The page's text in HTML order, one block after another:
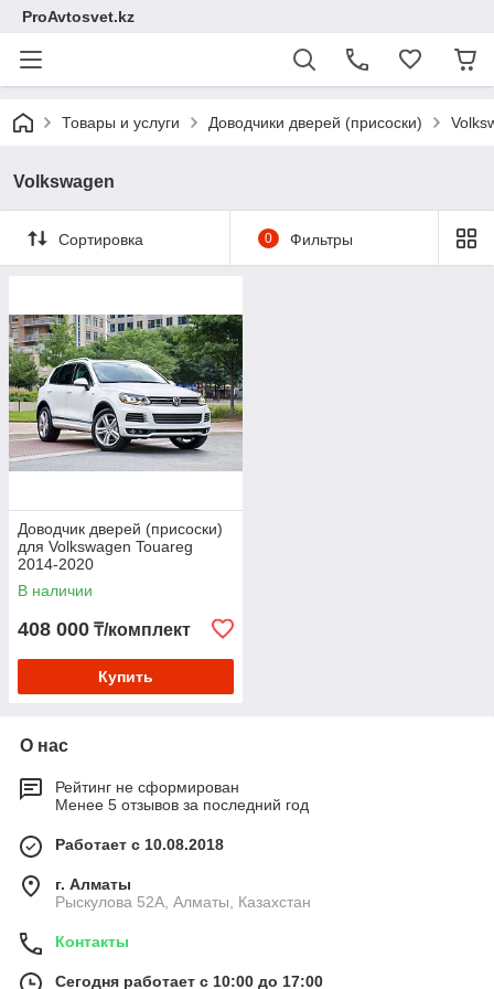
ProAvtosvet.kz
Товары и услуги Доводчики дверей (присоски)
Volkswagen
Сортировка 0 Фильтры
Доводчик дверей (присоски)
для Volkswagen Touareg
2014-2020
В наличии
408 000 ₸/комплект
Купить
О нас
Рейтинг не сформирован
Менее 5 отзывов за последний год
Работает с 10.08.2018
г. Алматы
Рыскулова 52А, Алматы, Казахстан
Контакты
Сегодня работает с 10:00 до 17:00